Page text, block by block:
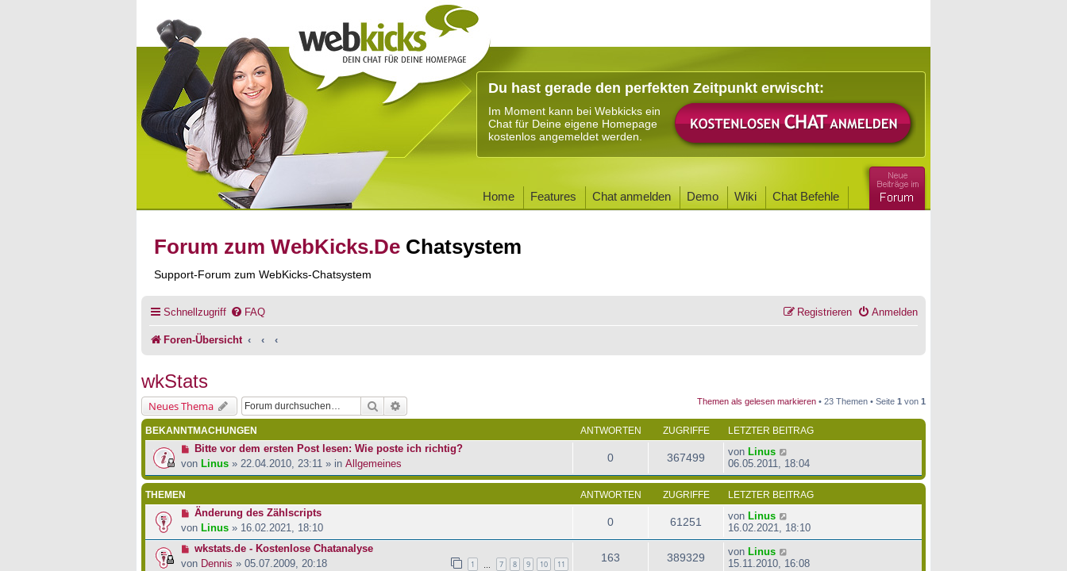
Du hast gerade den perfekten Zeitpunkt erwischt:
Im Moment kann bei Webkicks ein
Chat für Deine eigene Homepage
kostenlos angemeldet werden.
Home Features Chat anmelden Demo Wiki Chat Befehle
Forum zum WebKicks.De Chatsystem
Support-Forum zum WebKicks-Chatsystem
Schnellzugriff FAQ Anmelden
Registrieren
Foren-Übersicht
wkStats
Neues Thema Suche Themen als gelesen markieren • 23 Themen • Seite 1 von 1
BEKANNTMACHUNGEN ANTWORTEN ZUGRIFFE LETZTER BEITRAG
Bitte vor dem ersten Post lesen: Wie poste ich richtig?
von Linus » 22.04.2010, 23:11 » in Allgemeines 0 367499 von Linus
06.05.2011, 18:04
THEMEN ANTWORTEN ZUGRIFFE LETZTER BEITRAG
Änderung des Zählscripts
von Linus » 16.02.2021, 18:10 0 61251 von Linus
16.02.2021, 18:10
wkstats.de - Kostenlose Chatanalyse
von Dennis » 05.07.2009, 20:18 1 7 8 9 10 11
163 389329 von Linus
15.11.2010, 16:08